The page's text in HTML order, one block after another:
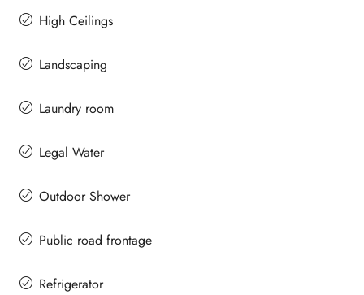
High Ceilings
Landscaping
Laundry room
Legal Water
Outdoor Shower
Public road frontage
Refrigerator